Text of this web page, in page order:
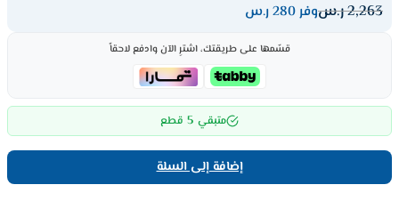
2,263ر.سوفر 280 ر.س
قسّمها على طريقتك، اشترِ الآن وادفع لاحقاً
متبقي 5 قطع
إضافة إلى السلة